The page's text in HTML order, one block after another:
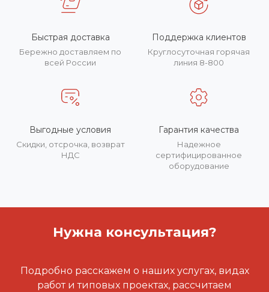
Быстрая доставка
Бережно доставляем по
всей России
Поддержка клиентов
Круглосуточная горячая
линия 8-800
Выгодные условия
Скидки, отсрочка, возврат
НДС
Гарантия качества
Надежное
сертифицированное
оборудование
Нужна консультация?
Подробно расскажем о наших услугах, видах
работ и типовых проектах, рассчитаем